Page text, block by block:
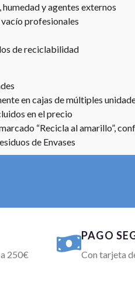
y agentes externos
profesionales
de reciclabilidad
en cajas de múltiples
en el precio
“Recicla al amarillo”,
de Envases
250€
PAGO
Con tarjeta